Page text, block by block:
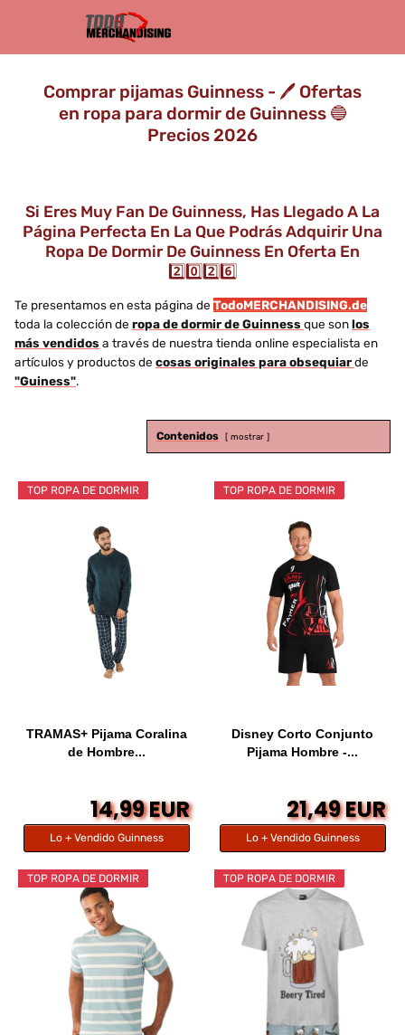
Comprar pijamas Guinness - 🖊️ Ofertas
en ropa para dormir de Guinness 🔵
Precios 2026
Si Eres Muy Fan De Guinness, Has Llegado A La
Página Perfecta En La Que Podrás Adquirir Una
Ropa De Dormir De Guinness En Oferta En
2️⃣0️⃣2️⃣6️⃣
Te presentamos en esta página de TodoMERCHANDISING.de
toda la colección de ropa de dormir de Guinness que sonlos
más vendidos a través de nuestra tienda online especialista en
artículos y productos de cosas originales para obsequiarde
"Guiness".
Contenidos mostrar
TOP ROPA DE DORMIR
TRAMAS+ Pijama Coralina
de Hombre...
14,99 EUR
Lo + Vendido Guinness
TOP ROPA DE DORMIR
Disney Corto Conjunto
Pijama Hombre -...
21,49 EUR
Lo + Vendido Guinness
TOP ROPA DE DORMIR TOP ROPA DE DORMIR